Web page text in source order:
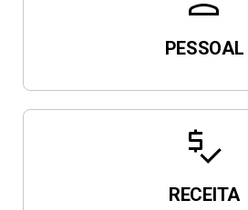
PESSOAL
price_check
RECEITA